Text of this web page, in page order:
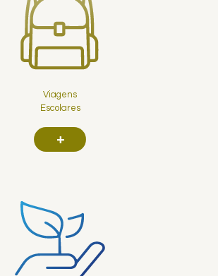
Viagens
Escolares
+